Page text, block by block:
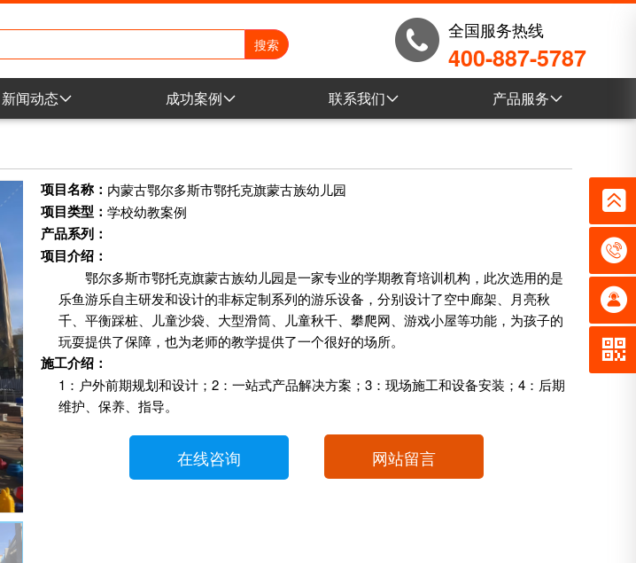
全国服务热线
400-887-5787
新闻动态 成功案例 联系我们 产品服务
行业动态
展会资讯
市政公园案例
项目名称： 内蒙古鄂尔多斯市鄂托克旗蒙古族幼儿园
项目类型： 学校幼教案例
产品系列：
项目介绍：
鄂尔多斯市鄂托克旗蒙古族幼儿园是一家专业的学期教育培训机构，此次选用的是
乐鱼游乐自主研发和设计的非标定制系列的游乐设备，分别设计了空中廊架、月亮秋
千、平衡踩桩、儿童沙袋、大型滑筒、儿童秋千、攀爬网、游戏小屋等功能，为孩子的
玩耍提供了保障，也为老师的教学提供了一个很好的场所。
施工介绍：
1：户外前期规划和设计；2：一站式产品解决方案；3：现场施工和设备安装；4：后期
维护、保养、指导。
在线咨询 网站留言